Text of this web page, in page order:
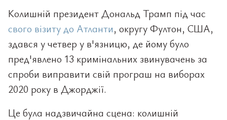
Колишній президент Дональд Трамп під час
свого візиту до Атланти, округу Фултон, США,
здався у четвер у в'язницю, де йому було
пред'явлено 13 кримінальних звинувачень за
спроби виправити свій програш на виборах
2020 року в Джорджії.
Це була надзвичайна сцена: колишній